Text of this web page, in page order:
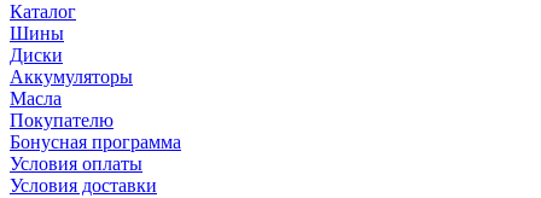
Каталог
Шины
Диски
Аккумуляторы
Масла
Покупателю
Бонусная программа
Условия оплаты
Условия доставки